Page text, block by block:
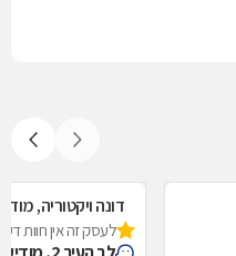
דונה ויקטוריה,
לעסק זה אין חוות